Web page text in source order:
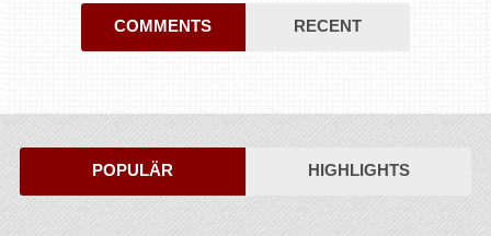
COMMENTS RECENT
POPULÄR HIGHLIGHTS